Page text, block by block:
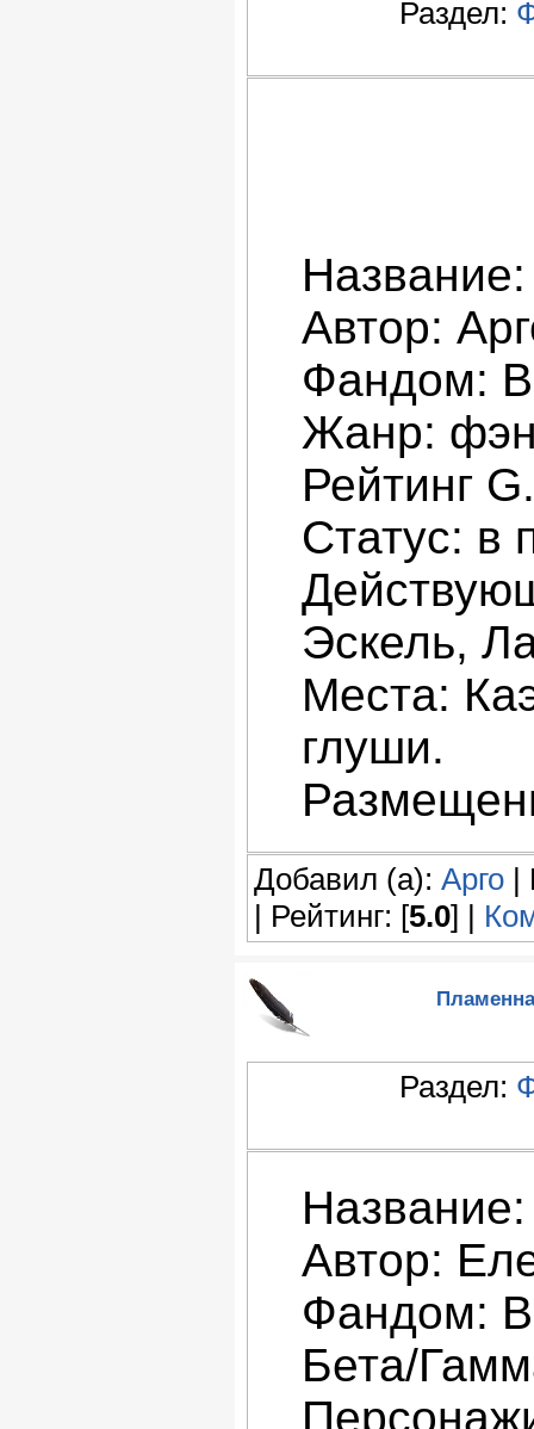
Раздел:
Автор:
Фандом:
Жанр:
Рейтинг G.
Статус: в
Эскель,
Места:
глуши.
Добавил (а): Арго |
| Рейтинг: [5.0] |
Раздел:
Автор:
Фандом:
Бета/